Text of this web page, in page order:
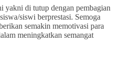
yakni di tutup dengan pembagian
siswi berprestasi. Semoga
semakin memotivasi para
meningkatkan semangat